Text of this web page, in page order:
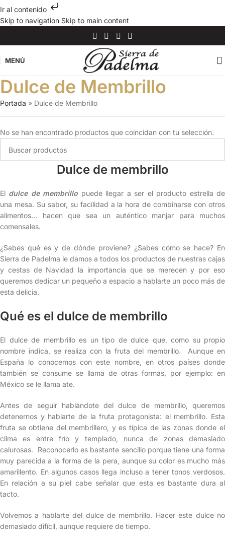
Ir al contenido
Skip to navigation Skip to main content
MENÚ
Dulce de Membrillo
Portada » Dulce de Membrillo
No se han encontrado productos que coincidan con tu selección.
Dulce de membrillo
El dulce de membrillo puede llegar a ser el producto estrella de
una mesa. Su sabor, su facilidad a la hora de combinarse con otros
alimentos… hacen que sea un auténtico manjar para muchos
comensales.
¿Sabes qué es y de dónde proviene? ¿Sabes cómo se hace? En
Sierra de Padelma le damos a todos los productos de nuestras cajas
y cestas de Navidad la importancia que se merecen y por eso
queremos dedicar un pequeño a espacio a hablarte un poco más de
esta delicia.
Qué es el dulce de membrillo
El dulce de membrillo es un tipo de dulce que, como su propio
nombre indica, se realiza con la fruta del membrillo. Aunque en
España lo conocemos con este nombre, en otros países donde
también se consume se llama de otras formas, por ejemplo: en
México se le llama ate.
Antes de seguir hablándote del dulce de membrillo, queremos
detenernos y hablarte de la fruta protagonista: el membrillo. Esta
fruta se obtiene del membrillero, y es típica de las zonas donde el
clima es entre frío y templado, nunca de zonas demasiado
calurosas. Reconocerlo es bastante sencillo porque tiene una forma
muy parecida a la forma de la pera, aunque su color es mucho más
amarillento. En algunos casos llega incluso a tener tonos verdosos.
En relación a su piel cabe señalar que esta es bastante dura al
tacto.
Volvemos a hablarte del dulce de membrillo. Hacer este dulce no
demasiado difícil, aunque requiere de tiempo.